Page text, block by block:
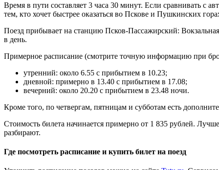
Время в пути составляет 3 часа 30 минут. Если сравнивать с
тем, кто хочет быстрее оказаться во Пскове и Пушкинских
Поезд прибывает на станцию Псков-Пассажирский:
в день.
Примерное расписание (смотрите точную информацию при
утренний: около 6.55 с прибытием в 10.23;
дневной: примерно в 13.40 с прибытием в 17.08;
вечерний: около 20.20 с прибытием в 23.48 ночи.
Кроме того, по четвергам, пятницам и субботам есть
Стоимость билета начинается примерно от 1 835 рублей.
разбирают.
Где посмотреть расписание и купить билет на поезд